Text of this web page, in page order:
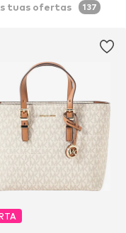
tuas ofertas 137